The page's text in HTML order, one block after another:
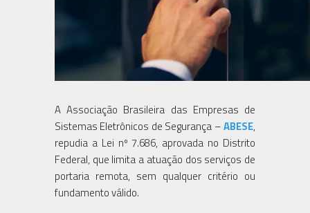
A Associação Brasileira das Empresas de
Sistemas Eletrônicos de Segurança –ABESE,
repudia a Lei nº 7.686, aprovada no Distrito
Federal, que limita a atuação dos serviços de
portaria remota, sem qualquer critério ou
fundamento válido.